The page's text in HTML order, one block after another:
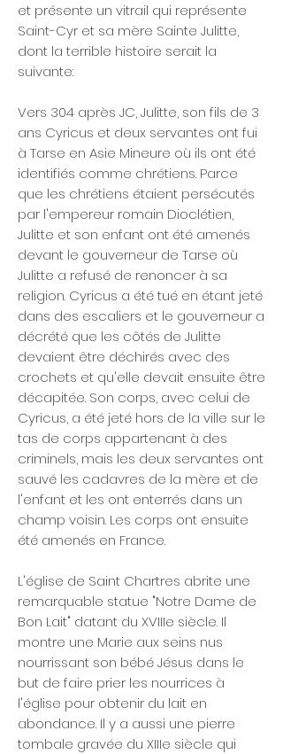
et présente un vitrail qui représente
Saint-Cyr et sa mère Sainte Julitte,
dont la terrible histoire serait la
suivante:
Vers 304 après JC, Julitte, son fils de 3
ans Cyricus et deux servantes ont fui
à Tarse en Asie Mineure où ils ont été
identifiés comme chrétiens. Parce
que les chrétiens étaient persécutés
par l'empereur romain Dioclétien,
Julitte et son enfant ont été amenés
devant le gouverneur de Tarse où
Julitte a refusé de renoncer à sa
religion. Cyricus a été tué en étant jeté
dans des escaliers et le gouverneur a
décrété que les côtés de Julitte
devaient être déchirés avec des
crochets et qu'elle devait ensuite être
décapitée. Son corps, avec celui de
Cyricus, a été jeté hors de la ville sur le
tas de corps appartenant à des
criminels, mais les deux servantes ont
sauvé les cadavres de la mère et de
l'enfant et les ont enterrés dans un
champ voisin. Les corps ont ensuite
été amenés en France.
L'église de Saint Chartres abrite une
remarquable statue "Notre Dame de
Bon Lait" datant du XVIIIe siècle. Il
montre une Marie aux seins nus
nourrissant son bébé Jésus dans le
but de faire prier les nourrices à
l'église pour obtenir du lait en
abondance. Il y a aussi une pierre
tombale gravée du XIIIe siècle qui